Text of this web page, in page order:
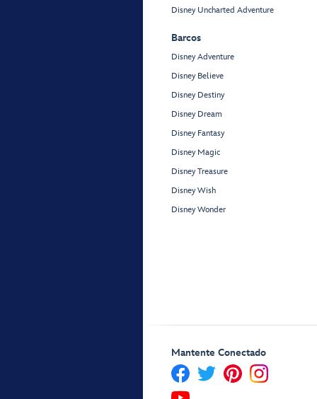
Disney Uncharted Adventure
Barcos
Disney Adventure
Disney Believe
Disney Destiny
Disney Dream
Disney Fantasy
Disney Magic
Disney Treasure
Disney Wish
Disney Wonder
Mantente Conectado